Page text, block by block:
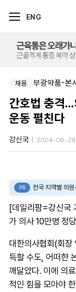
ENG
채용 부광약품-본
간호법 충격
운동 펼친다
강신국 2024-08-28
PR 전국 지역별 의원
[데일리팜=강신국
가 의사 10만명 정
대한의사협회(회
득할 수도, 어떠한
깨달았다. 이에 의
적인 힘을 모아야